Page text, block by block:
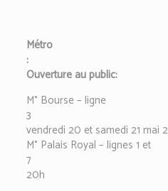
Métro
Ouverture au public:
M° Bourse – ligne
vendredi 20 et samedi 21 mai
M° Palais Royal – lignes 1 et
7
20h